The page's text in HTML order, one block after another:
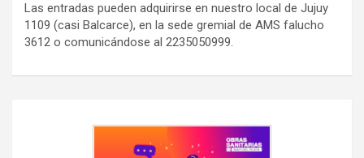
Las entradas pueden adquirirse en nuestro local de Jujuy
1109 (casi Balcarce), en la sede gremial de AMS falucho
3612 o comunicándose al 2235050999.